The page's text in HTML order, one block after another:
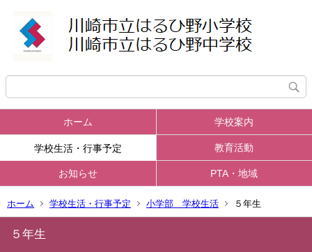
ホーム 学校案内
学校生活・行事予定 教育活動
お知らせ PTA・地域
ホーム 学校生活・行事予定 小学部 学校生活 ５年生
５年生